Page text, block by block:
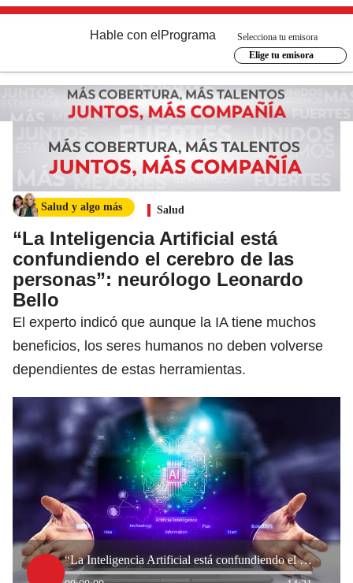
Hable con el Programa
Selecciona tu emisora
Elige tu emisora
Salud y algo más Salud
“La Inteligencia Artificial está
confundiendo el cerebro de las
personas”: neurólogo Leonardo
Bello
El experto indicó que aunque la IA tiene muchos
beneficios, los seres humanos no deben volverse
dependientes de estas herramientas.
“La Inteligencia Artificial está confundiendo el cerebro de las personas”: neurólogo Leonardo Bello